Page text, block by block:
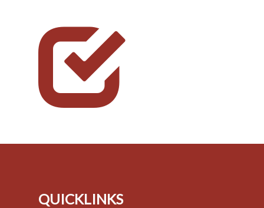
QUICKLINKS